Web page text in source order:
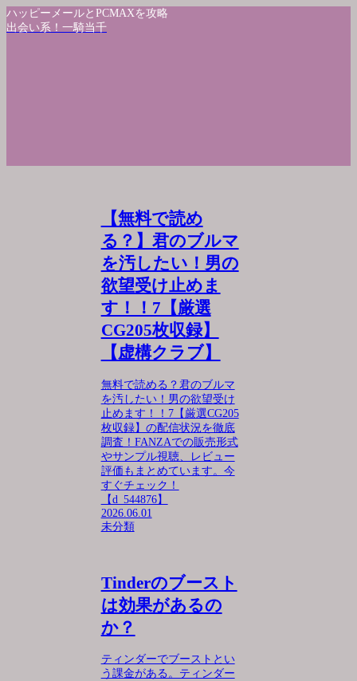
ハッピーメールとPCMAXを攻略
出会い系！一騎当千
【無料で読め
る？】君のブルマ
を汚したい！男の
欲望受け止めま
す！！7【厳選
CG205枚収録】
【虚構クラブ】
無料で読める？君のブルマ
を汚したい！男の欲望受け
止めます！！7【厳選CG205
枚収録】の配信状況を徹底
調査！FANZAでの販売形式
やサンプル視聴、レビュー
評価もまとめています。今
すぐチェック！
【d_544876】
2026.06.01
未分類
Tinderのブースト
は効果があるの
か？
ティンダーでブーストとい
う課金がある。ティンダー